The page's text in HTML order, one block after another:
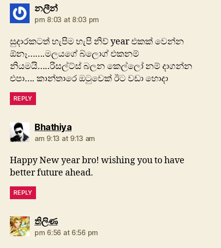
නලීන්says:
pm 8:03 at 8:03 pm
සුදාරකටත් හැපිම හැපි නිව් year එකක් වෙන්න
ඕනෑ‍…….මලයගේ බ්ලොග් එකනම්
නියමයි…..රිසල්ට්ස් බලන කෙල්ලෝ නම් දාගන්න
එපා…. කාන්තාරෙ ඔටුවෙක් ඊට වඩා හොදා
REPLY
Bhathiyasays:
am 9:13 at 9:13 am
Happy New year bro! wishing you to have
better future ahead.
REPLY
තිලිණsays:
pm 6:56 at 6:56 pm